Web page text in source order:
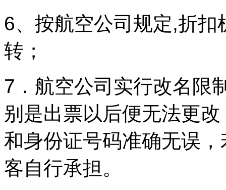
6、按航空公司规定,折
转；
7．航空公司实行改名限
别是出票以后便无法更
和身份证号码准确无误
客自行承担。